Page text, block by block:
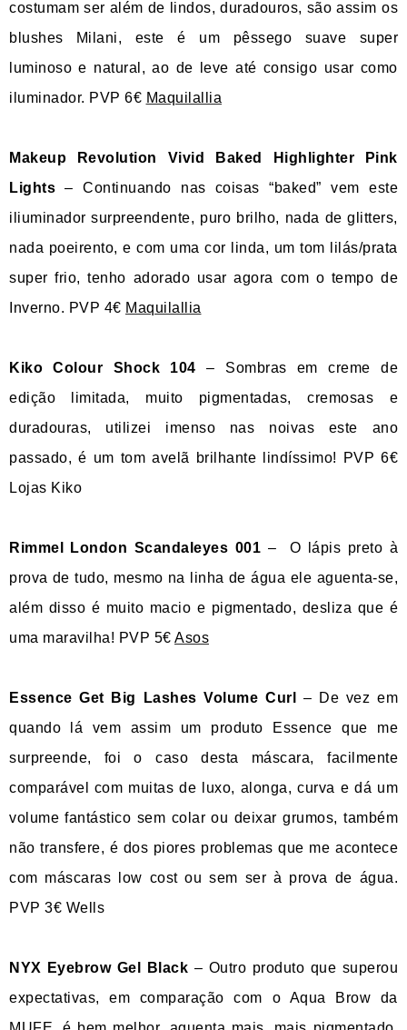
costumam ser além de lindos, duradouros, são assim os
blushes Milani, este é um pêssego suave super
luminoso e natural, ao de leve até consigo usar como
iluminador. PVP 6€ Maquilallia
Makeup Revolution Vivid Baked Highlighter Pink
Lights – Continuando nas coisas “baked” vem este
iliuminador surpreendente, puro brilho, nada de glitters,
nada poeirento, e com uma cor linda, um tom lilás/prata
super frio, tenho adorado usar agora com o tempo de
Inverno. PVP 4€ Maquilallia
Kiko Colour Shock 104 – Sombras em creme de
edição limitada, muito pigmentadas, cremosas e
duradouras, utilizei imenso nas noivas este ano
passado, é um tom avelã brilhante lindíssimo! PVP 6€
Lojas Kiko
Rimmel London Scandaleyes 001 –
O lápis preto à
prova de tudo, mesmo na linha de água ele aguenta-se,
além disso é muito macio e pigmentado, desliza que é
uma maravilha! PVP 5€ Asos
Essence Get Big Lashes Volume Curl
– De vez em
quando lá vem assim um produto Essence que me
surpreende, foi o caso desta máscara, facilmente
comparável com muitas de luxo, alonga, curva e dá um
volume fantástico sem colar ou deixar grumos, também
não transfere, é dos piores problemas que me acontece
com máscaras low cost ou sem ser à prova de água.
PVP 3€ Wells
NYX Eyebrow Gel Black – Outro produto que superou
expectativas, em comparação com o Aqua Brow da